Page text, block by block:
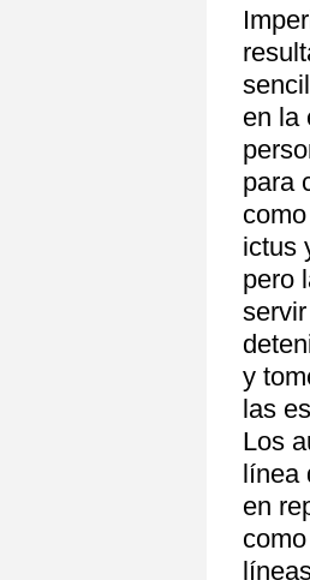
en la
para
ictus
pero
y
las
Los
en